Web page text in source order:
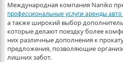
Международная компания Naniko
профессиональные услуги аренды
а также широкий выбор
которые делают поездку более
них различные дополнения к
предложения, позволяющие
лишних забот.